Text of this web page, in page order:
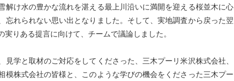
解け水の豊かな流れを湛える最上川沿いに満開を迎える桜並木に心
忘れられない思い出となりました。そして、実地調査から戻った翌
りある提言に向けて、チームで議論しました。
学と取材のご対応をしてくださった、三木プーリ米沢株式会社、
模株式会社の皆様と、このような学びの機会をくださった三木プー